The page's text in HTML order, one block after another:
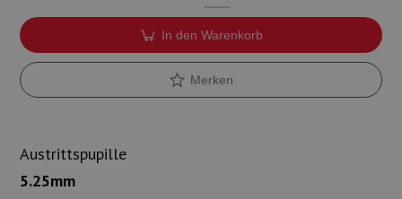
In den Warenkorb
Merken
Austrittspupille
5.25mm